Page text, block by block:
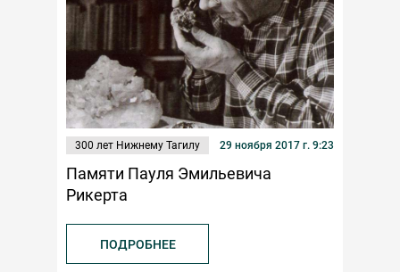
300 лет Нижнему Тагилу 29 ноября 2017 г. 9:23
Памяти Пауля Эмильевича
Рикерта
ПОДРОБНЕЕ